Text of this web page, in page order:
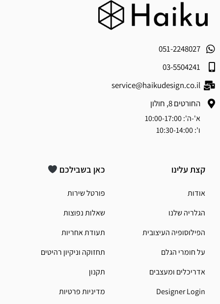
051-2248027
03-5504241
service@haikudesign.co.il
החורטים 8, חולון
א'-ה': 10:00-17:00
ו': 10:30-14:00
קצת עלינו
אודות
הגלריה שלנו
הפילוסופיה העיצובית
על חומרי הגלם
אדריכלים ומעצבים
Designer Login
כאן בשבילכם
פורטל שירות
שאלות נפוצות
תעודת אחריות
תחזוקה וניקיון רהיטים
תקנון
מדיניות פרטיות